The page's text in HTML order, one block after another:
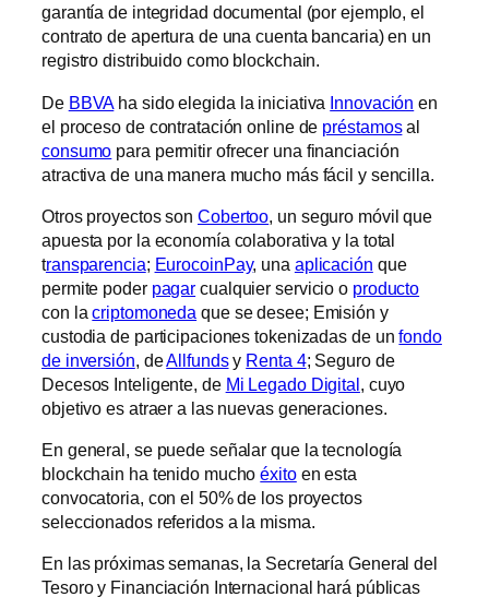
garantía de integridad documental (por ejemplo, el
contrato de apertura de una cuenta bancaria) en un
registro distribuido como blockchain.
De BBVAha sido elegida la iniciativa Innovación en
el proceso de contratación online de préstamosal
consumo para permitir ofrecer una financiación
atractiva de una manera mucho más fácil y sencilla.
Otros proyectos son Cobertoo, un seguro móvil que
apuesta por la economía colaborativa y la total
transparencia; EurocoinPay, una aplicación que
permite poder pagar cualquier servicio o producto
con lacriptomoneda que se desee; Emisión y
custodia de participaciones tokenizadas de unfondo
de inversión, deAllfundsy Renta 4; Seguro de
Decesos Inteligente, de Mi Legado Digital, cuyo
objetivo es atraer a las nuevas generaciones.
En general, se puede señalar que la tecnología
blockchain ha tenido muchoéxitoen esta
convocatoria, con el 50% de los proyectos
seleccionados referidos a la misma.
En las próximas semanas, la Secretaría General del
Tesoro y Financiación Internacional hará públicas